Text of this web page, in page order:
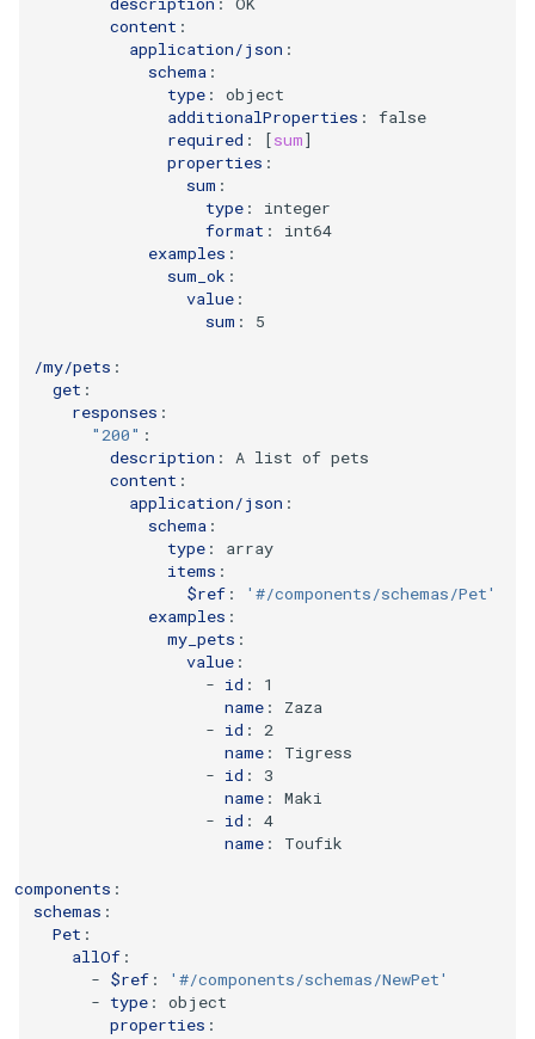
content :
application/json :
schema :
type :
object
additionalProperties :
false
required : [sum]
properties :
sum :
type :
integer
format :
int64
examples :
sum_ok :
value :
sum : 5
/my/pets :
get :
responses :
"200" :
description :
A list of pets
content :
application/json :
schema :
type :
array
items :
$ref :
'#/components/schemas/Pet'
examples :
my_pets :
value :
- id :
1
name :
Zaza
- id :
2
name :
Tigress
- id :
3
name :
Maki
- id :
4
name : Toufik
components :
schemas :
Pet :
allOf :
- $ref :
'#/components/schemas/NewPet'
- type :
object
properties :